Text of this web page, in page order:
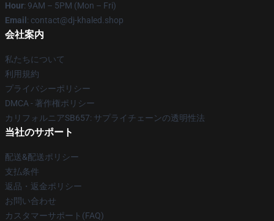
Hour: 9AM – 5PM (Mon – Fri)
Email : contact@dj-khaled.shop
会社案内
私たちについて
利用規約
プライバシーポリシー
DMCA - 著作権ポリシー
カリフォルニアSB657: サプライチェーンの透明性法
当社のサポート
配送&配送ポリシー
支払条件
返品・返金ポリシー
お問い合わせ
カスタマーサポート(FAQ)